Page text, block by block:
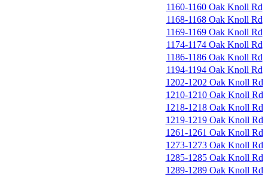
1160-1160 Oak Knoll Rd
1168-1168 Oak Knoll Rd
1169-1169 Oak Knoll Rd
1174-1174 Oak Knoll Rd
1186-1186 Oak Knoll Rd
1194-1194 Oak Knoll Rd
1202-1202 Oak Knoll Rd
1210-1210 Oak Knoll Rd
1218-1218 Oak Knoll Rd
1219-1219 Oak Knoll Rd
1261-1261 Oak Knoll Rd
1273-1273 Oak Knoll Rd
1285-1285 Oak Knoll Rd
1289-1289 Oak Knoll Rd